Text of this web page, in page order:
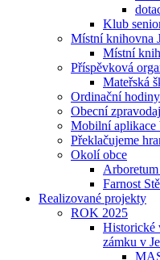
Klub
Místní knihovna
Místní
Příspěvková
Mateřská
Ordinační
Obecní zpravodaj
Mobilní
Překlačujeme
Okolí obce
Farnost
Realizované projekty
ROK 2025
Historické
zámku v